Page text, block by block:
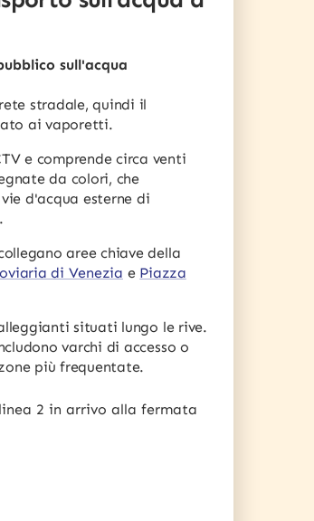
sull'acqua
stradale, quindi il
ai vaporetti.
e comprende circa venti
da colori, che
d'acqua esterne di
.
aree chiave della
di Venezia e Piazza
situati lungo le rive.
varchi di accesso o
più frequentate.